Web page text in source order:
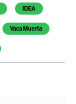
IDEA
Vaca Muerta